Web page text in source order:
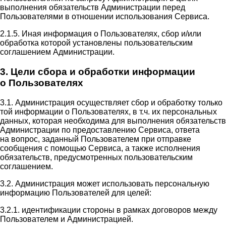
выполнения обязательств Администрации перед
Пользователями в отношении использования Сервиса.
2.1.5. Иная информация о Пользователях, сбор и/или
обработка которой установлены пользовательским
соглашением Администрации.
3. Цели сбора и обработки информации
о Пользователях
3.1. Администрация осуществляет сбор и обработку только
той информации о Пользователях, в т.ч. их персональных
данных, которая необходима для выполнения обязательств
Администрации по предоставлению Сервиса, ответа
на вопрос, заданный Пользователем при отправке
сообщения с помощью Сервиса, а также исполнения
обязательств, предусмотренных пользовательским
соглашением.
3.2. Администрация может использовать персональную
информацию Пользователей для целей:
3.2.1. идентификации стороны в рамках договоров между
Пользователем и Администрацией.